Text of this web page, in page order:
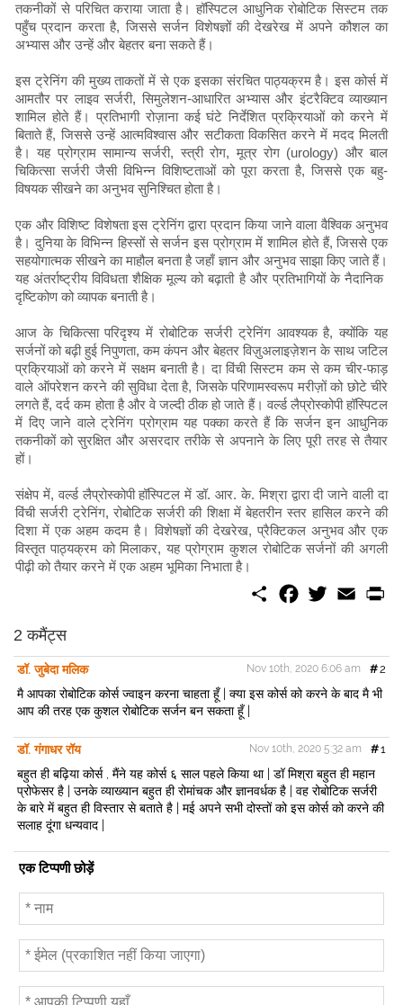
तकनीकों से परिचित कराया जाता है। हॉस्पिटल आधुनिक रोबोटिक सिस्टम तक
पहुँच प्रदान करता है, जिससे सर्जन विशेषज्ञों की देखरेख में अपने कौशल का
अभ्यास और उन्हें और बेहतर बना सकते हैं।
इस ट्रेनिंग की मुख्य ताकतों में से एक इसका संरचित पाठ्यक्रम है। इस कोर्स में
आमतौर पर लाइव सर्जरी, सिमुलेशन-आधारित अभ्यास और इंटरैक्टिव व्याख्यान
शामिल होते हैं। प्रतिभागी रोज़ाना कई घंटे निर्देशित प्रक्रियाओं को करने में
बिताते हैं, जिससे उन्हें आत्मविश्वास और सटीकता विकसित करने में मदद मिलती
है। यह प्रोग्राम सामान्य सर्जरी, स्त्री रोग, मूत्र रोग (urology) और बाल
चिकित्सा सर्जरी जैसी विभिन्न विशिष्टताओं को पूरा करता है, जिससे एक बहु-
विषयक सीखने का अनुभव सुनिश्चित होता है।
एक और विशिष्ट विशेषता इस ट्रेनिंग द्वारा प्रदान किया जाने वाला वैश्विक अनुभव
है। दुनिया के विभिन्न हिस्सों से सर्जन इस प्रोग्राम में शामिल होते हैं, जिससे एक
सहयोगात्मक सीखने का माहौल बनता है जहाँ ज्ञान और अनुभव साझा किए जाते हैं।
यह अंतर्राष्ट्रीय विविधता शैक्षिक मूल्य को बढ़ाती है और प्रतिभागियों के नैदानिक ​​
दृष्टिकोण को व्यापक बनाती है।
आज के चिकित्सा परिदृश्य में रोबोटिक सर्जरी ट्रेनिंग आवश्यक है, क्योंकि यह
सर्जनों को बढ़ी हुई निपुणता, कम कंपन और बेहतर विज़ुअलाइज़ेशन के साथ जटिल
प्रक्रियाओं को करने में सक्षम बनाती है। दा विंची सिस्टम कम से कम चीर-फाड़
वाले ऑपरेशन करने की सुविधा देता है, जिसके परिणामस्वरूप मरीज़ों को छोटे चीरे
लगते हैं, दर्द कम होता है और वे जल्दी ठीक हो जाते हैं। वर्ल्ड लैप्रोस्कोपी हॉस्पिटल
में दिए जाने वाले ट्रेनिंग प्रोग्राम यह पक्का करते हैं कि सर्जन इन आधुनिक
तकनीकों को सुरक्षित और असरदार तरीके से अपनाने के लिए पूरी तरह से तैयार
हों।
संक्षेप में, वर्ल्ड लैप्रोस्कोपी हॉस्पिटल में डॉ. आर. के. मिश्रा द्वारा दी जाने वाली दा
विंची सर्जरी ट्रेनिंग, रोबोटिक सर्जरी की शिक्षा में बेहतरीन स्तर हासिल करने की
दिशा में एक अहम कदम है। विशेषज्ञों की देखरेख, प्रैक्टिकल अनुभव और एक
विस्तृत पाठ्यक्रम को मिलाकर, यह प्रोग्राम कुशल रोबोटिक सर्जनों की अगली
पीढ़ी को तैयार करने में एक अहम भूमिका निभाता है।
S
o
o
k
w
e
r
m
2 कमैंट्स
डॉ. जुबेदा मलिक #2
Nov 10th, 2020 6:06 am
मै आपका रोबोटिक कोर्स ज्वाइन करना चाहता हूँ | क्या इस कोर्स को करने के बाद मै भी
आप की तरह एक कुशल रोबोटिक सर्जन बन सकता हूँ |
डॉ. गंगाधर रॉय #1
Nov 10th, 2020 5:32 am
बहुत ही बढ़िया कोर्स , मैंने यह कोर्स ६ साल पहले किया था | डॉ मिश्रा बहुत ही महान
प्रोफेसर है | उनके व्याख्यान बहुत ही रोमांचक और ज्ञानवर्धक है | वह रोबोटिक सर्जरी
के बारे में बहुत ही विस्तार से बताते है | मई अपने सभी दोस्तों को इस कोर्स को करने की
सलाह दूंगा धन्यवाद |
एक टिप्पणी छोड़ें